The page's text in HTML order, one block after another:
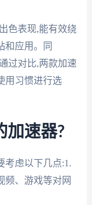
色表现,能有效绕
和应用。同
过对比,两款加速
用习惯进行选
加速器?
考虑以下几点:1.
频、游戏等对网